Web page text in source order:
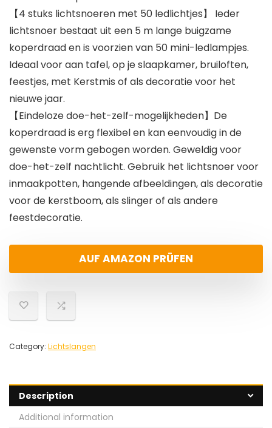
【4 stuks lichtsnoeren met 50 ledlichtjes】 Ieder
lichtsnoer bestaat uit een 5 m lange buigzame
koperdraad en is voorzien van 50 mini-ledlampjes.
Ideaal voor aan tafel, op je slaapkamer, bruiloften,
feestjes, met Kerstmis of als decoratie voor het
nieuwe jaar.
【Eindeloze doe-het-zelf-mogelijkheden】De
koperdraad is erg flexibel en kan eenvoudig in de
gewenste vorm gebogen worden. Geweldig voor
doe-het-zelf nachtlicht. Gebruik het lichtsnoer voor
inmaakpotten, hangende afbeeldingen, als decoratie
voor de kerstboom, als slinger of als andere
feestdecoratie.
AUF AMAZON PRÜFEN
Category: Lichtslangen
Description
Additional information